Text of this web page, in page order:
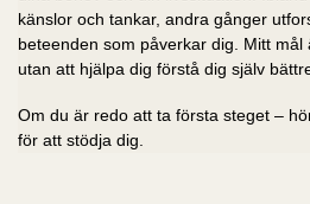
känslor och tankar, andra gånger
beteenden som påverkar dig. Mitt mål
utan att hjälpa dig förstå dig själv
Om du är redo att ta första steget –
för att stödja dig.